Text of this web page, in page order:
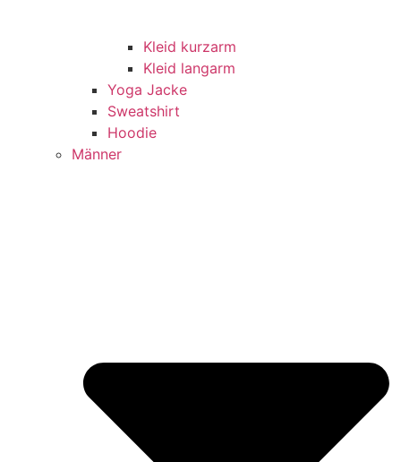
Kleid kurzarm
Kleid langarm
Yoga Jacke
Sweatshirt
Hoodie
Männer